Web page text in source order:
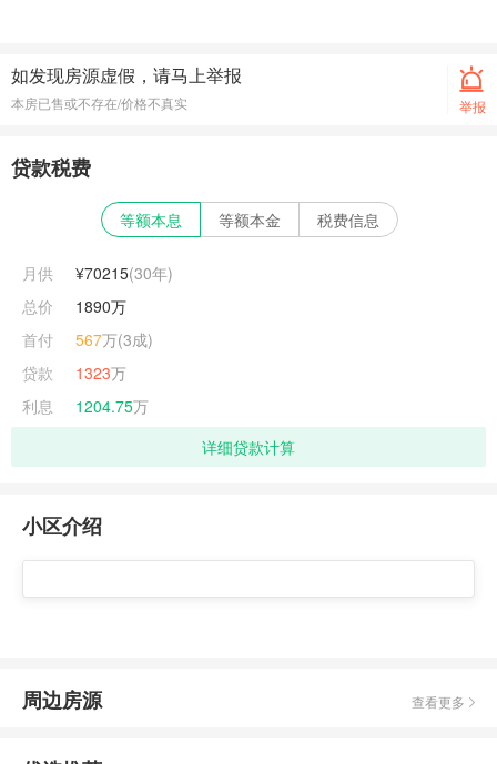
举报
如发现房源虚假，请马上举报
本房已售或不存在/价格不真实
贷款税费
等额本息 等额本金 税费信息
月供 ¥70215(30年)
总价
1890万
首付
567万(3成)
贷款
1323万
利息
1204.75万
详细贷款计算
小区介绍
周边房源 查看更多